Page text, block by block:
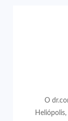
O